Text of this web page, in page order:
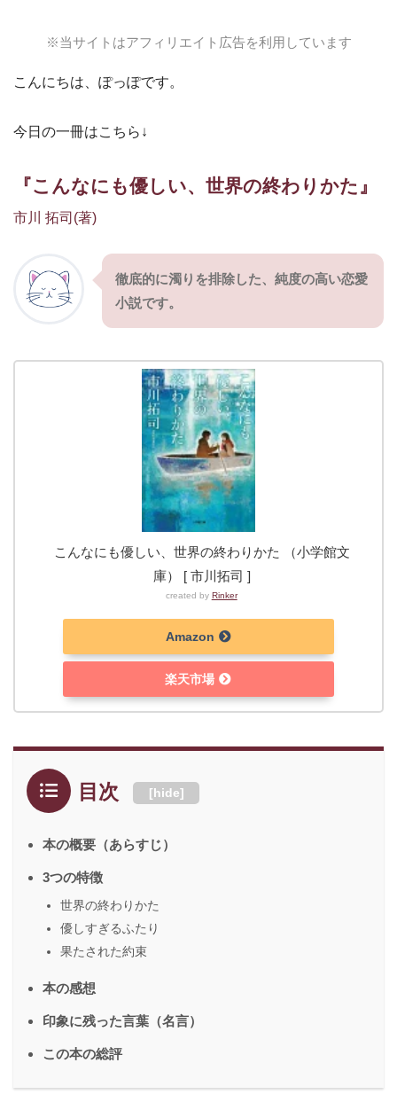
※当サイトはアフィリエイト広告を利用しています
こんにちは、ぽっぽです。
今日の一冊はこちら↓
『こんなにも優しい、世界の終わりかた』
市川 拓司(著)
徹底的に濁りを排除した、純度の高い恋愛
小説です。
こんなにも優しい、世界の終わりかた （小学館文
庫） [ 市川拓司 ]
created by Rinker
Amazon
楽天市場
目次 [hide]
本の概要（あらすじ）
3つの特徴
世界の終わりかた
優しすぎるふたり
果たされた約束
本の感想
印象に残った言葉（名言）
この本の総評